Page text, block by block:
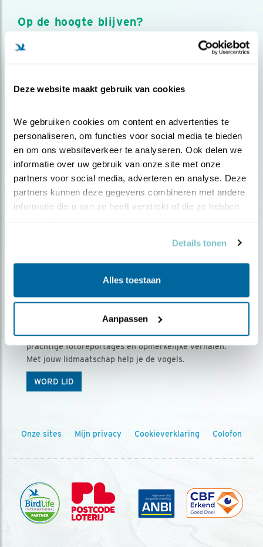
Deze website maakt gebruik van cookies
We gebruiken cookies om content en advertenties te
personaliseren, om functies voor social media te bieden
en om ons websiteverkeer te analyseren. Ook delen we
informatie over uw gebruik van onze site met onze
partners voor social media, adverteren en analyse. Deze
partners kunnen deze gegevens combineren met andere
informatie die u aan ze heeft verstrekt of die ze hebben
Details tonen
Alles toestaan
Aanpassen
Op de hoogte blijven?
Meld je aan en ontvang nieuws, inspiratie, acties en tips
over vogels en activiteiten van Vogelbescherming.
Ontvang 5 x Vogels voor € 36,00 per jaar
Vogels is het tijdschrift voor onze leden, met
prachtige fotoreportages en opmerkelijke verhalen.
Met jouw lidmaatschap help je de vogels.
WORD LID
Onze sites Mijn privacy Cookieverklaring Colofon